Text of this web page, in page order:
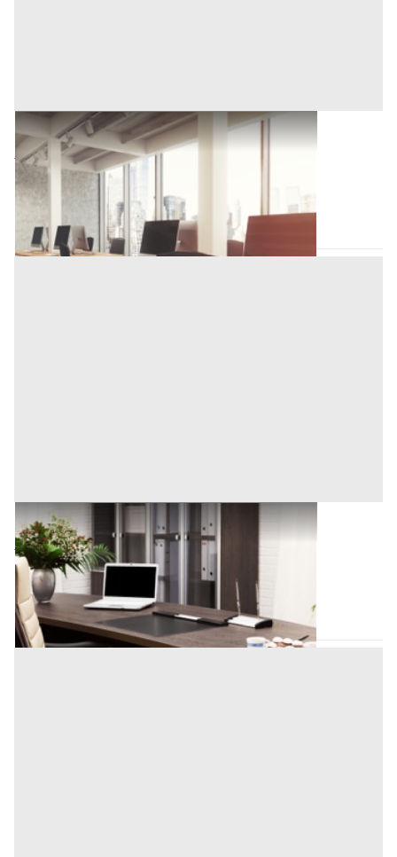
Ufficio all'asta a Padova
Vigonza (Padova)
132.000 €
Codice asta: BN5568580
Asta chiusa
Uffici e Studi Privati all'asta a Padova
Vigonza (Padova)
50.000 €
Codice asta:BN512795691
Asta chiusa